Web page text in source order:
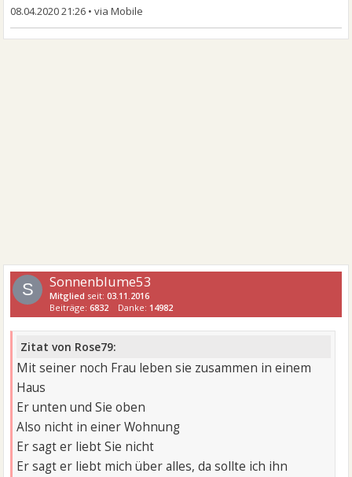
08.04.2020 21:26 •
S Sonnenblume53
Mitglied seit:03.11.2016
Beiträge:6832 Danke: 14982
Zitat von Rose79:
Mit seiner noch Frau leben sie zusammen in einem
Haus
Er unten und Sie oben
Also nicht in einer Wohnung
Er sagt er liebt Sie nicht
Er sagt er liebt mich über alles, da sollte ich ihn